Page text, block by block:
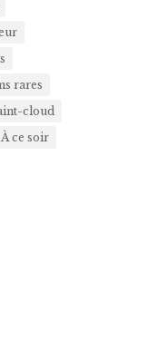
rares
cloud
À ce soir